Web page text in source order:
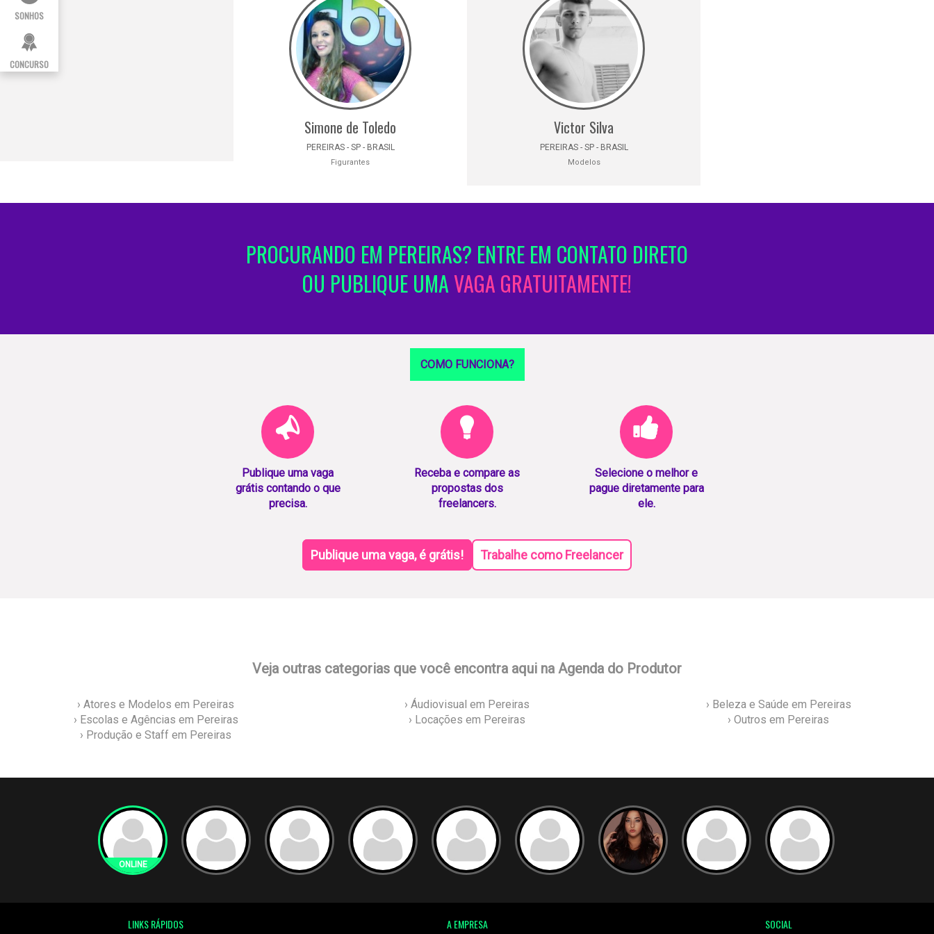
SONHOS
CONCURSO
Simone de Toledo
PEREIRAS - SP - BRASIL
Figurantes
Victor Silva
PEREIRAS - SP - BRASIL
Modelos
PROCURANDO EM PEREIRAS? ENTRE EM CONTATO DIRETO
OU PUBLIQUE UMAVAGA GRATUITAMENTE!
COMO FUNCIONA?
Publique uma vaga
grátis contando o que
precisa.
Receba e compare as
propostas dos
freelancers.
Selecione o melhor e
pague diretamente para
ele.
Publique uma vaga, é grátis! Trabalhe como Freelancer
Veja outras categorias que você encontra aqui na Agenda do Produtor
› Atores e Modelos em Pereiras › Áudiovisual em Pereiras
› Beleza e Saúde em Pereiras
› Escolas e Agências em Pereiras
› Locações em Pereiras
› Outros em Pereiras
› Produção e Staff em Pereiras
LINKS RÁPIDOS A EMPRESA SOCIAL